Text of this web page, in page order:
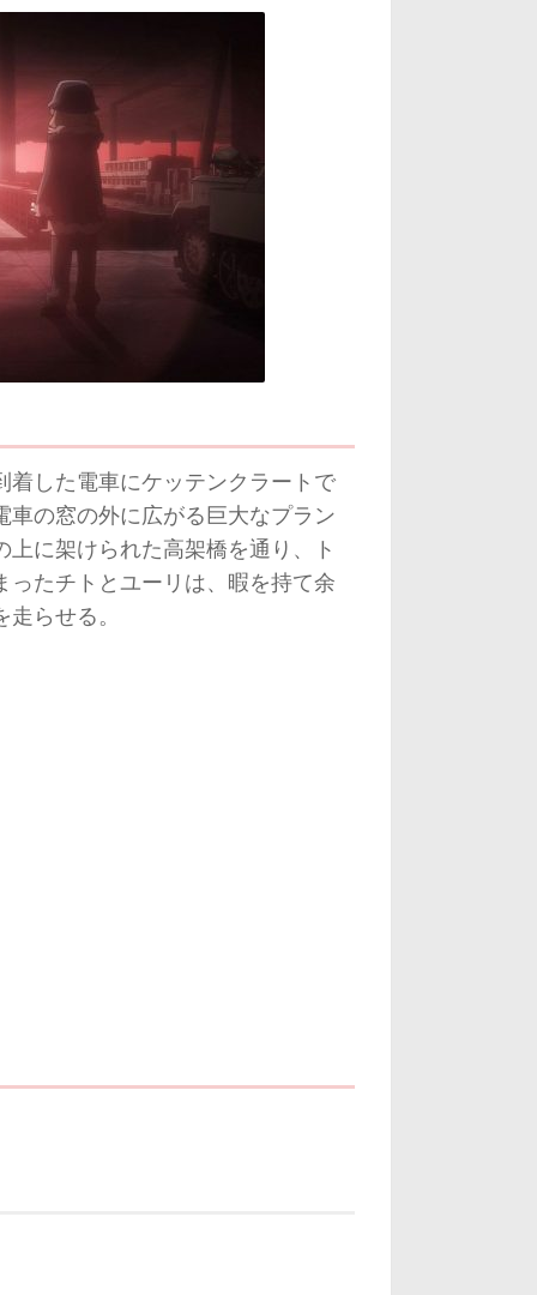
した電車にケッテンクラートで
の窓の外に広がる巨大なプラン
に架けられた高架橋を通り、ト
たチトとユーリは、暇を持て余
らせる。